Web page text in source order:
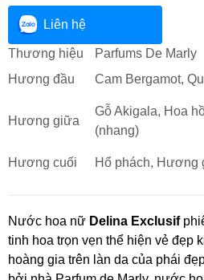
Liên hệ
Thương hiệu
Parfums De Marly
Hương đầu
Cam Bergamot,
Hương giữa
Gỗ Akigala, Hoa
(nhang)
Hương cuối Hổ phách, Hương
Nước hoa nữ Delina Exclusif
tinh hoa trọn vẹn thể hiện vẻ đẹp
hoàng gia trên làn da của phái